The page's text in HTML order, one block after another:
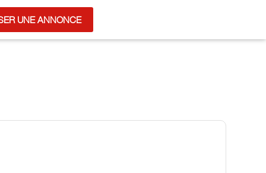
UNE ANNONCE